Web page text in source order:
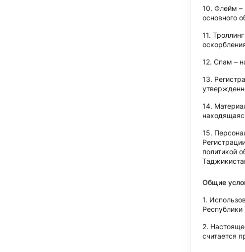
Флейм –
основного
Спам –
политикой
Общие
считается